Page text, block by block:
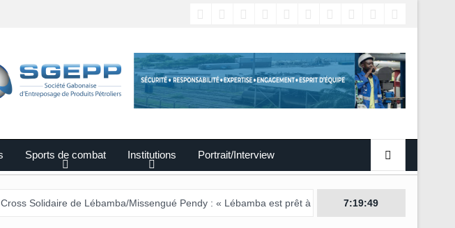
Sports de combat Institutions Portrait/Interview
de Lébamba/Missengué Pendy : « Lébamba est prêt à accueillir ce grand événement »
7:19:50